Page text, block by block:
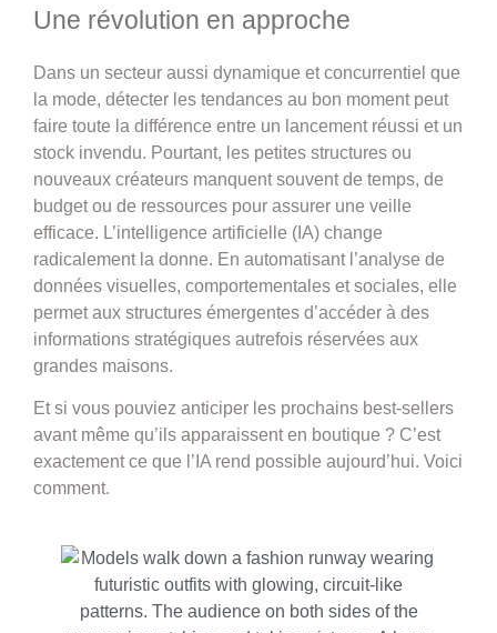
Une révolution en approche
Dans un secteur aussi dynamique et concurrentiel que
la mode, détecter les tendances au bon moment peut
faire toute la différence entre un lancement réussi et un
stock invendu. Pourtant, les petites structures ou
nouveaux créateurs manquent souvent de temps, de
budget ou de ressources pour assurer une veille
efficace. L’intelligence artificielle (IA) change
radicalement la donne. En automatisant l’analyse de
données visuelles, comportementales et sociales, elle
permet aux structures émergentes d’accéder à des
informations stratégiques autrefois réservées aux
grandes maisons.
Et si vous pouviez anticiper les prochains best-sellers
avant même qu’ils apparaissent en boutique ? C’est
exactement ce que l’IA rend possible aujourd’hui. Voici
comment.